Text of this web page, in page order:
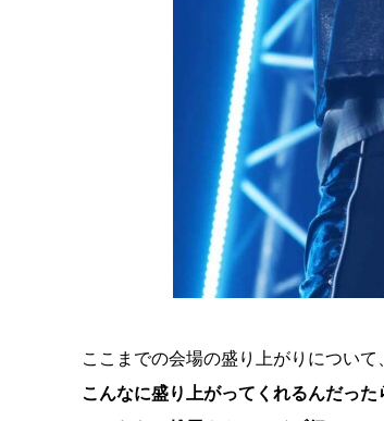
ここまでの会場の盛り上がりについて
こんなに盛り上がってくれるんだっ